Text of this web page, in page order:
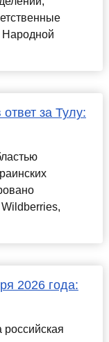
Народной
за Тулу:
Wildberries,
2026 года: